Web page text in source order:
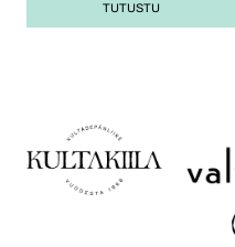
TUTUSTU